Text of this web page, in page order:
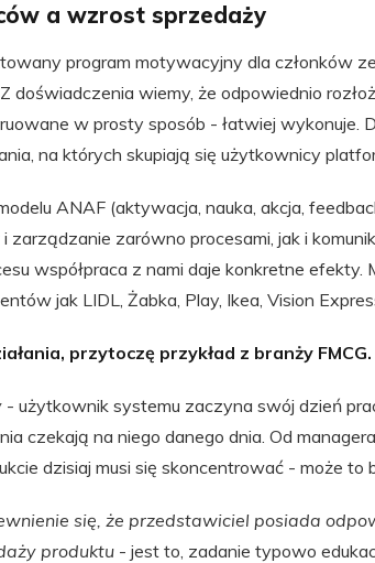
a wzrost sprzedaży
program motywacyjny dla członków
doświadczenia wiemy, że odpowiednio
w prosty sposób - łatwiej wykonuje.
na których skupiają się użytkownicy
ANAF (aktywacja, nauka, akcja,
zarówno procesami, jak i
współpraca z nami daje konkretne efekty.
jak LIDL, Żabka, Play, Ikea, Vision
przytoczę przykład z branży FMCG.
- użytkownik systemu zaczyna swój dzień
czekają na niego danego dnia. Od
dzisiaj musi się skoncentrować - może to
się, że przedstawiciel posiada
produktu - jest to, zadanie typowo